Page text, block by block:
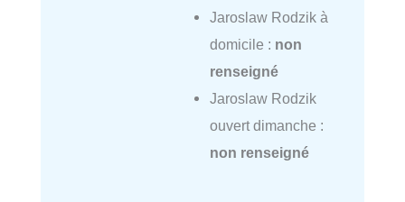
Jaroslaw Rodzik à
domicile : non
renseigné
Jaroslaw Rodzik
ouvert dimanche :
non renseigné